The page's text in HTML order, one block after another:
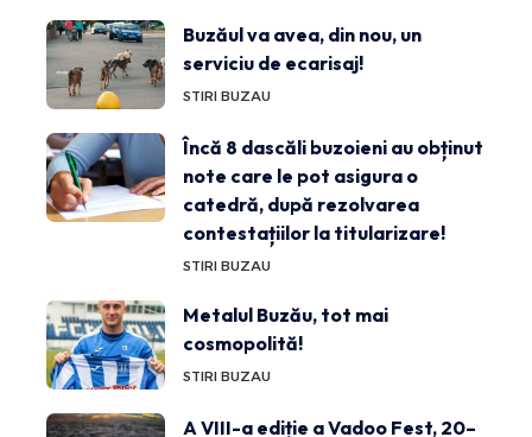
Buzăul va avea, din nou, un
serviciu de ecarisaj!
STIRI BUZAU
Încă 8 dascăli buzoieni au obținut
note care le pot asigura o
catedră, după rezolvarea
contestațiilor la titularizare!
STIRI BUZAU
Metalul Buzău, tot mai
cosmopolită!
STIRI BUZAU
A VIII-a ediție a Vadoo Fest, 20–